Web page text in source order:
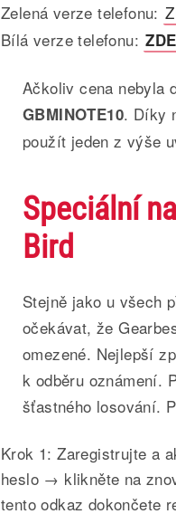
Zelená verze telefonu:
Bílá verze telefonu: ZDE
Ačkoliv cena nebyla
GBMINOTE10. Díky
použít jeden z výše
Speciální
Bird
Stejně jako u všech
očekávat, že
omezené. Nejlepší
k odběru oznámení.
šťastného losování.
Krok 1: Zaregistrujte a
heslo → klikněte na
tento odkaz dokončete